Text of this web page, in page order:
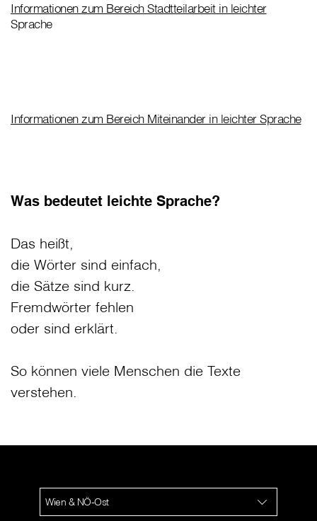
Informationen zum Bereich Stadtteilarbeit in leichter
Sprache
Informationen zum Bereich Miteinander in leichter Sprache
Was bedeutet leichte Sprache?
Das heißt,
die Wörter sind einfach,
die Sätze sind kurz.
Fremdwörter fehlen
oder sind erklärt.
So können viele Menschen die Texte
verstehen.
Wien & NÖ-Ost